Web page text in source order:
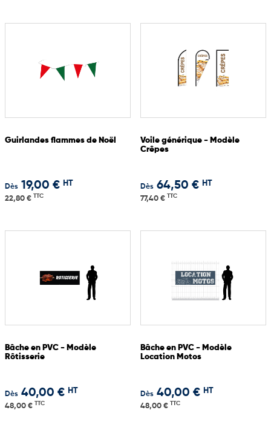
Guirlandes flammes de Noël
Dès 19,00 € HT
22,80 € TTC
Voile générique - Modèle
Crêpes
Dès 64,50 € HT
77,40 € TTC
Bâche en PVC - Modèle
Rôtisserie
Dès 40,00 € HT
48,00 € TTC
Bâche en PVC - Modèle
Location Motos
Dès 40,00 € HT
48,00 € TTC